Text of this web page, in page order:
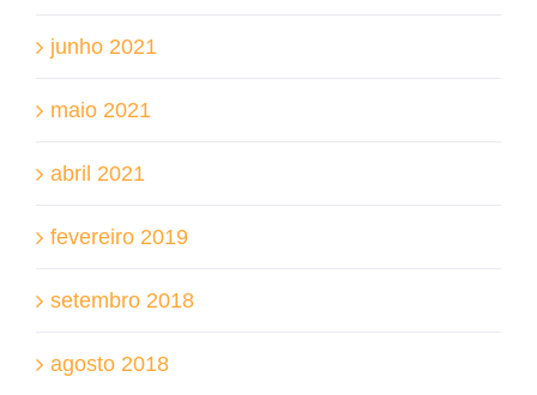
junho 2021
maio 2021
abril 2021
fevereiro 2019
setembro 2018
agosto 2018